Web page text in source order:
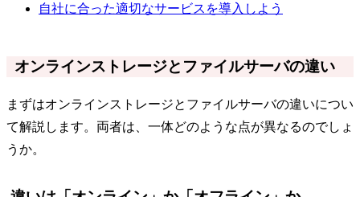
自社に合った適切なサービスを導入しよう
オンラインストレージとファイルサーバの違い
まずはオンラインストレージとファイルサーバの違いについ
て解説します。両者は、一体どのような点が異なるのでしょ
うか。